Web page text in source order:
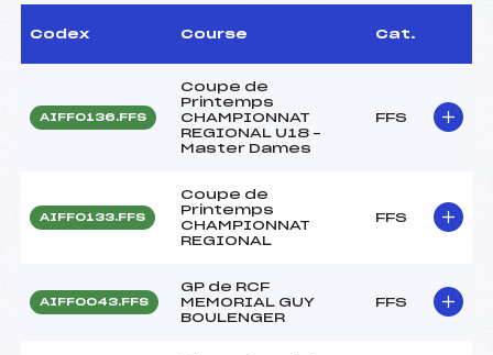
Codex Course Cat.
AIFF0136.FFS
Coupe de
Printemps
CHAMPIONNAT
REGIONAL U18 –
Master Dames
FFS
AIFF0133.FFS
Coupe de
Printemps
CHAMPIONNAT
REGIONAL
FFS
AIFF0043.FFS
GP de RCF
MEMORIAL GUY
BOULENGER
FFS